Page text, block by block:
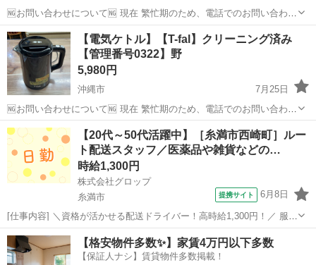
🆖お問い合わせについて🆖 現在 繁忙期のため、電話でのお問い合わせ
はお控えください。 ❌⚠お取り置き不可⚠❌ ご来店いただき、全額決
済していただいたお客様を優先としております。 お取り置き、保管は
対応ができません。 ...
沖縄 沖縄市 キッチン家電 HAGOOGI
【電気ケトル】【T-fal】クリーニング済み
【管理番号0322】野
5,980円
沖縄市
7月25日
🆖お問い合わせについて🆖 現在 繁忙期のため、電話でのお問い合わせ
はお控えください。 ❌⚠お取り置き不可⚠❌ ご来店いただき、全額決
済していただいたお客様を優先としております。 お取り置き、保管は
対応ができません。 ...
沖縄 沖縄市 キッチン家電 電気ケトル
【20代～50代活躍中】［糸満市西崎町］ルー
ト配送スタッフ／医薬品や雑貨などの…
時給1,300円
株式会社グロップ
糸満市
提携サイト 6月8日
[仕事内容] ＼資格が活かせる配送ドライバー！高時給1,300円！／ 服装
自由で、動きやすいお好きな私服での勤務が可能です◎ 作業中に、い
つでも水分が補給できる働きやすい環境です。 【医薬品や雑貨の配送
ドライバー】 ...
沖縄 糸満市 工場
【格安物件多数✨】家賃4万円以下多数
【保証人ナシ】賃貸物件多数掲載！